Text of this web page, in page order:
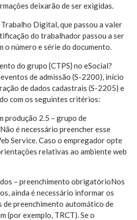
deixarão de ser exigidas.
Digital, que passou a valer
do trabalhador passou a ser
o número e série do documento.
do grupo {CTPS} no eSocial?
de admissão (S-2200), início
de dados cadastrais (S-2205) e
com os seguintes critérios:
produção 2.5 – grupo de
é necessário preencher esse
Service. Caso o empregador opte
relativas ao ambiente web
– preenchimento obrigatórioNos
ainda é necessário informar os
de preenchimento automático de
(por exemplo, TRCT). Se o